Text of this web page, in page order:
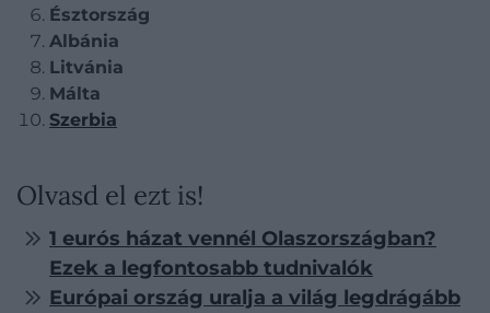
Észtország
Albánia
Litvánia
Málta
Szerbia
Olvasd el ezt is!
1 eurós házat vennél Olaszországban?
Ezek a legfontosabb tudnivalók
Európai ország uralja a világ legdrágább